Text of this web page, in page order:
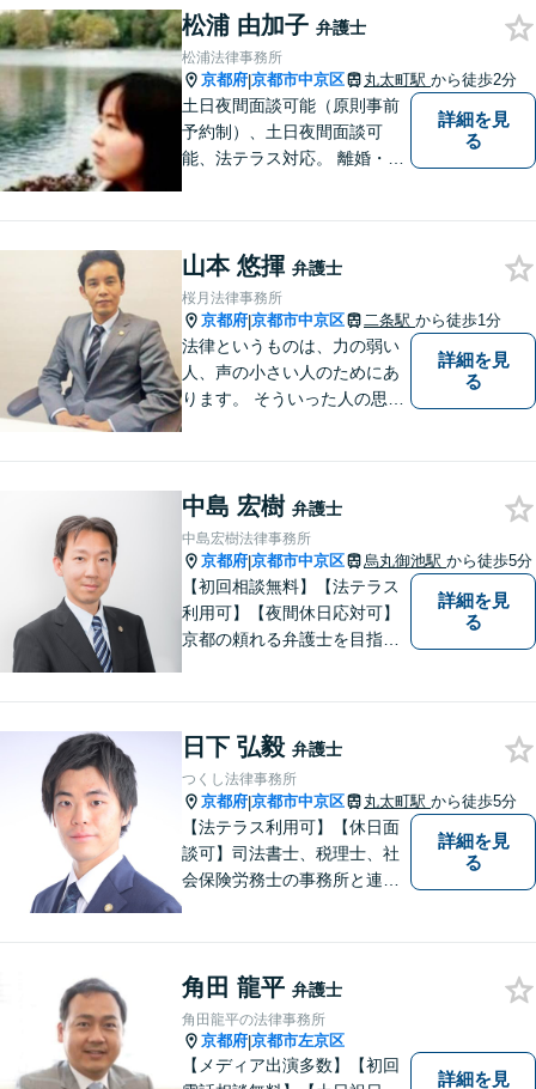
松浦 由加子 弁護士
松浦法律事務所
京都府|京都市中京区 丸太町駅 から徒歩2分
土日夜間面談可能（原則事前
予約制）、土日夜間面談可
能、法テラス対応。 離婚・借
問題・クレーマー対応など事
業者様にも広く対応しており
ます。お気軽にご相談くださ
い。
詳細を見
る
山本 悠揮 弁護士
桜月法律事務所
京都府|京都市中京区 二条駅 から徒歩1分
法律というものは、力の弱い
人、声の小さい人のためにあ
ります。 そういった人の思い
目指します。
詳細を見
る
中島 宏樹 弁護士
中島宏樹法律事務所
京都府|京都市中京区 烏丸御池駅 から徒歩5分
【初回相談無料】【法テラス
利用可】【夜間休日応対可】
京都の頼れる弁護士を目指し
ます。
詳細を見
る
日下 弘毅 弁護士
つくし法律事務所
京都府|京都市中京区 丸太町駅 から徒歩5分
【法テラス利用可】【休日面
談可】司法書士、税理士、社
会保険労務士の事務所と連携
す。法律問題に対して安心と
次の一歩を踏み出す勇気を与
えるアドバイスを心がけてお
ります。
詳細を見
る
角田 龍平 弁護士
角田龍平の法律事務所
京都府|京都市左京区
【メディア出演多数】【初回
詳細を見